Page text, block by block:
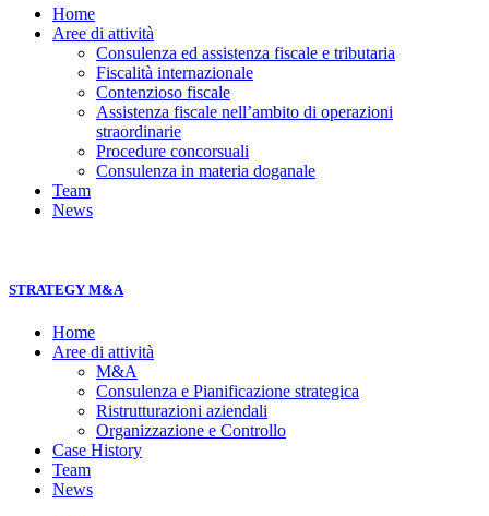
Home
Aree di attività
Consulenza ed assistenza fiscale e tributaria
Fiscalità internazionale
Contenzioso fiscale
Assistenza fiscale nell’ambito di operazioni
straordinarie
Procedure concorsuali
Consulenza in materia doganale
Team
News
STRATEGY M&A
Home
Aree di attività
M&A
Consulenza e Pianificazione strategica
Ristrutturazioni aziendali
Organizzazione e Controllo
Case History
Team
News